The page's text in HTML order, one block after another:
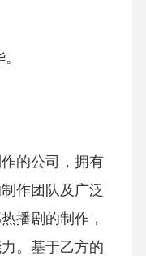
的公司，拥有
作团队及广泛
播剧的制作，
。基于乙方的